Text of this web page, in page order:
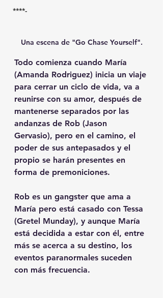
****-
Una escena de "Go Chase Yourself".
Todo comienza cuando María
(Amanda Rodriguez) inicia un viaje
para cerrar un ciclo de vida, va a
reunirse con su amor, después de
mantenerse separados por las
andanzas de Rob (Jason
Gervasio), pero en el camino, el
poder de sus antepasados y el
propio se harán presentes en
forma de premoniciones.
Rob es un gangster que ama a
María pero está casado con Tessa
(Gretel Munday), y aunque María
está decidida a estar con él, entre
más se acerca a su destino, los
eventos paranormales suceden
con más frecuencia.